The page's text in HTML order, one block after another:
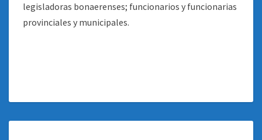
legisladoras bonaerenses; funcionarios y funcionarias
provinciales y municipales.